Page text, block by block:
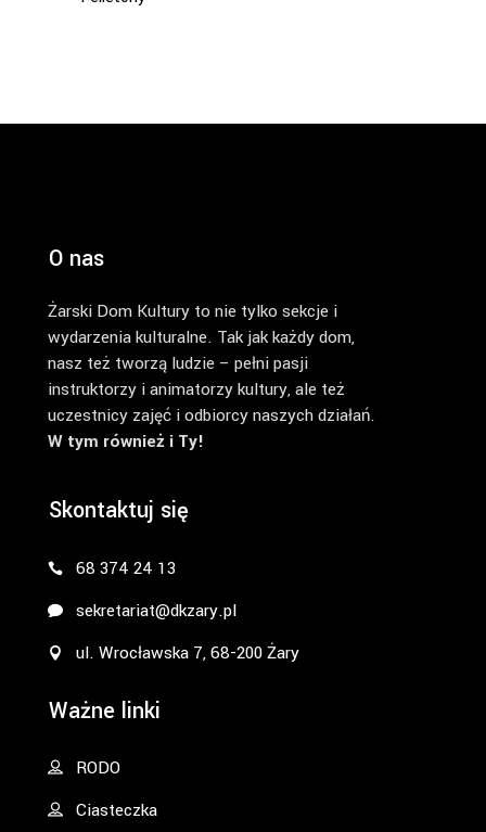
O nas
Żarski Dom Kultury to nie tylko sekcje i
wydarzenia kulturalne. Tak jak każdy dom,
nasz też tworzą ludzie – pełni pasji
instruktorzy i animatorzy kultury, ale też
uczestnicy zajęć i odbiorcy naszych działań.
W tym również i Ty!
Skontaktuj się
68 374 24 13
sekretariat@dkzary.pl
ul. Wrocławska 7, 68-200 Żary
Ważne linki
RODO
Ciasteczka